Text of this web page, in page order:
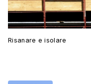
Risanare e isolare